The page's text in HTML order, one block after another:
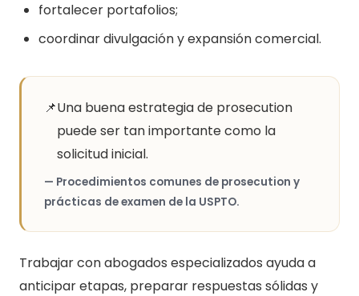
fortalecer portafolios;
coordinar divulgación y expansión comercial.
📌Una buena estrategia de prosecution
puede ser tan importante como la
solicitud inicial.
— Procedimientos comunes de prosecution y
prácticas de examen de la USPTO.
Trabajar con abogados especializados ayuda a
anticipar etapas, preparar respuestas sólidas y